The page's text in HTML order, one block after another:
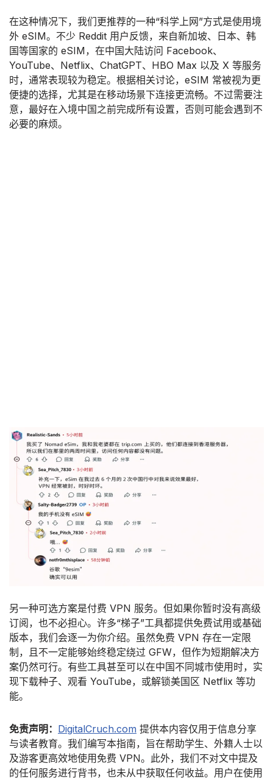
在这种情况下，我们更推荐的一种“科学上网”方式是使用境
外 eSIM。不少 Reddit 用户反馈，来自新加坡、日本、韩
国等国家的 eSIM，在中国大陆访问 Facebook、
YouTube、Netflix、ChatGPT、HBO Max 以及 X 等服务
时，通常表现较为稳定。根据相关讨论，eSIM 常被视为更
便捷的选择，尤其是在移动场景下连接更流畅。不过需要注
意，最好在入境中国之前完成所有设置，否则可能会遇到不
必要的麻烦。
另一种可选方案是付费 VPN 服务。但如果你暂时没有高级
订阅，也不必担心。许多“梯子”工具都提供免费试用或基础
版本，我们会逐一为你介绍。虽然免费 VPN 存在一定限
制，且不一定能够始终稳定绕过 GFW，但作为短期解决方
案仍然可行。有些工具甚至可以在中国不同城市使用时，实
现下载种子、观看 YouTube，或解锁美国区 Netflix 等功
能。
免责声明： DigitalCruch.com 提供本内容仅用于信息分享
与读者教育。我们编写本指南，旨在帮助学生、外籍人士以
及游客更高效地使用免费 VPN。此外，我们不对文中提及
的任何服务进行背书，也未从中获取任何收益。用户在使用